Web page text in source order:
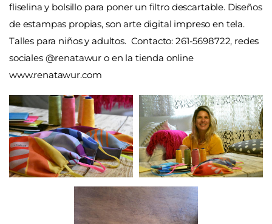
fliselina y bolsillo para poner un filtro descartable. Diseños
de estampas propias, son arte digital impreso en tela.
Talles para niños y adultos. Contacto:261-5698722, redes
sociales @renatawur o en la tienda online
www.renatawur.com